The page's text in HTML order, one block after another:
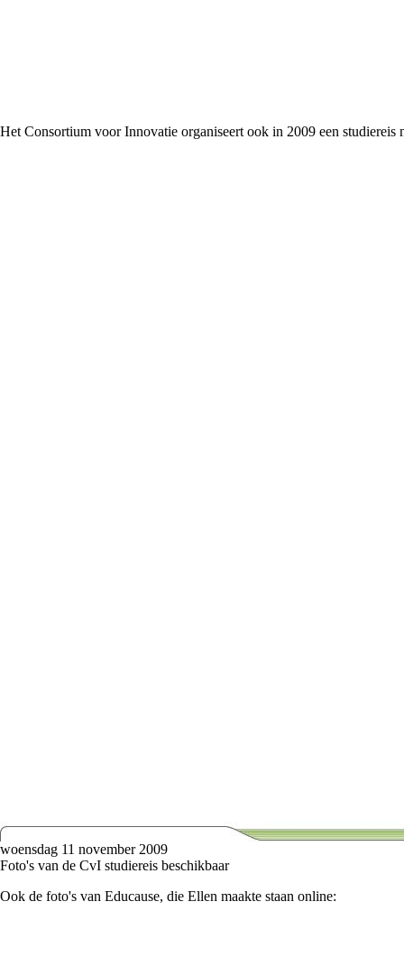
Het Consortium voor Innovatie organiseert ook in 2009 een studiereis
woensdag 11 november 2009
Foto's van de CvI studiereis beschikbaar
Ook de foto's van Educause, die Ellen maakte staan online: